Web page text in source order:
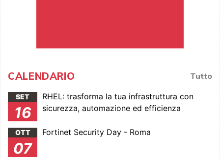
CALENDARIO Tutto
SET
16
RHEL: trasforma la tua infrastruttura con
sicurezza, automazione ed efficienza
OTT
07
Fortinet Security Day - Roma